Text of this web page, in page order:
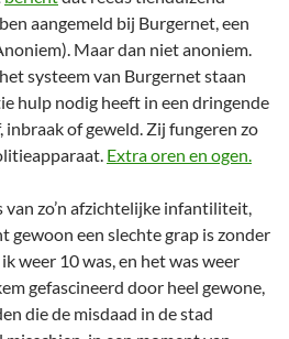
aangemeld bij Burgernet, een
Maar dan niet anoniem.
systeem van Burgernet staan
hulp nodig heeft in een dringende
of geweld. Zij fungeren zo
Extra oren en ogen.
zo’n afzichtelijke infantiliteit,
gewoon een slechte grap is zonder
weer 10 was, en het was weer
gefascineerd door heel gewone,
die de misdaad in de stad